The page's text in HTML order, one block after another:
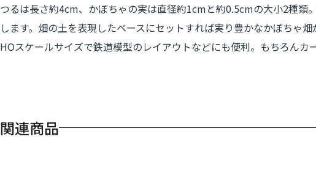
つるは長さ約4cm、かぼちゃの実は直径約1cmと約0.5cmの大小2種類
します。畑の土を表現したベースにセットすれば実り豊かなかぼちゃ畑
HOスケールサイズで鉄道模型のレイアウトなどにも便利。もちろん
関連商品